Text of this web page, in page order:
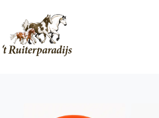
inhoud